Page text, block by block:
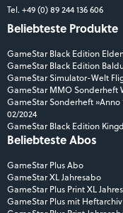
Tel. +49 (0) 89 244 136 606
Beliebteste Produkte
GameStar Black Edition
GameStar Black Edition
GameStar Simulator-Welt
GameStar MMO Sonderheft
GameStar Sonderheft
02/2024
GameStar Black Edition
Beliebteste Abos
GameStar Plus Abo
GameStar XL Jahresabo
GameStar Plus Print XL
GameStar Plus mit